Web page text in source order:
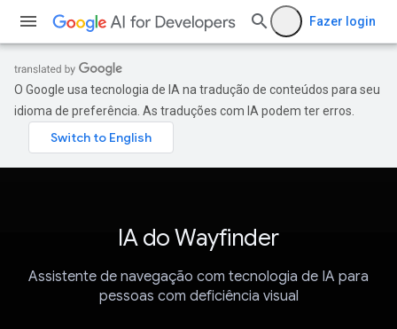
Fazer login
O Google usa tecnologia de IA na tradução de conteúdos para seu
idioma de preferência. As traduções com IA podem ter erros.
IA do Wayfinder
Assistente de navegação com tecnologia de IA para
pessoas com deficiência visual